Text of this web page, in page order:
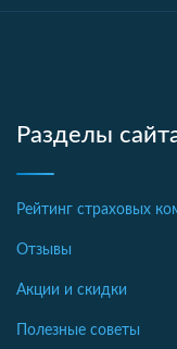
Разделы
Рейтинг страховых
Отзывы
Акции и скидки
Полезные советы